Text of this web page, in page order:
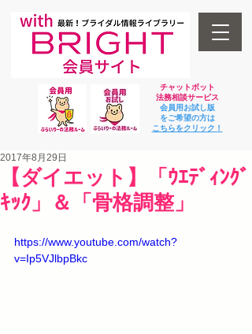
チャットボット
法務相談サービス
会員用お試し版
をご希望の方は
​こちらをクリック！
【ダイエット】「ｳｴﾃﾞｨﾝｸﾞ
ｷｯｸ」＆「骨格調整」
2017年8月29日
https://www.youtube.com/watch?
v=Ip5VJlbpBkc